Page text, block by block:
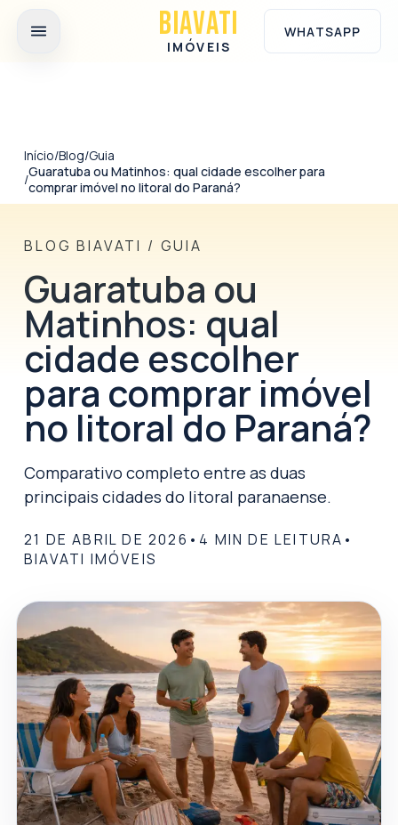
Ir para o conteúdo principal
BIAVATI
IMÓVEIS
WHATSAPP
Início/Blog/Guia
/Guaratuba ou Matinhos: qual cidade escolher para
comprar imóvel no litoral do Paraná?
BLOG BIAVATI / GUIA
Guaratuba ou
Matinhos: qual
cidade escolher
para comprar imóvel
no litoral do Paraná?
Comparativo completo entre as duas
principais cidades do litoral paranaense.
21 DE ABRIL DE 2026 • 4 MIN DE LEITURA •
BIAVATI IMÓVEIS